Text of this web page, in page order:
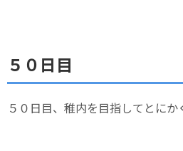
５０日目
５０日目、稚内を目指してとにか